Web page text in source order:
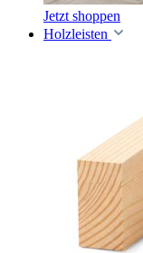
Jetzt shoppen
Holzleisten